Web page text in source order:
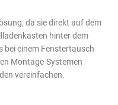
da sie direkt auf dem
hinter dem
bei einem Fenstertausch
Montage-Systemen
vereinfachen.